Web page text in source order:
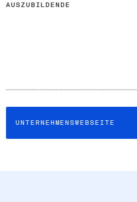
AUSZUBILDENDE
UNTERNEHMENSWEBSEITE